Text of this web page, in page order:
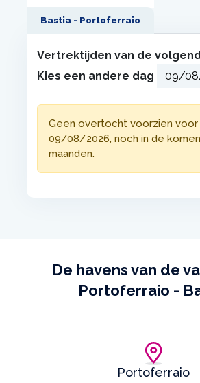
Bastia - Portoferraio
Vertrektijden van de
Kies een andere dag
Geen overtocht voorzien voor
09/08/2026, noch in de
maanden.
De havens van de
Portoferraio -
Portoferraio